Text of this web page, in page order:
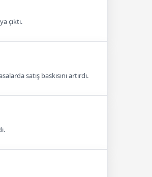
çıktı.
satış baskısını artırdı.